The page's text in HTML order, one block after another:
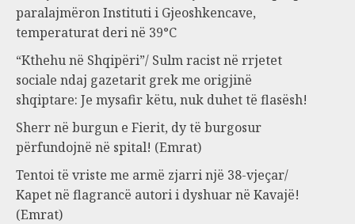
paralajmëron Instituti i Gjeoshkencave,
temperaturat deri në 39°C
“Kthehu në Shqipëri”/ Sulm racist në rrjetet
sociale ndaj gazetarit grek me origjinë
shqiptare: Je mysafir këtu, nuk duhet të flasësh!
Sherr në burgun e Fierit, dy të burgosur
përfundojnë në spital! (Emrat)
Tentoi të vriste me armë zjarri një 38-vjeçar/
Kapet në flagrancë autori i dyshuar në Kavajë!
(Emrat)